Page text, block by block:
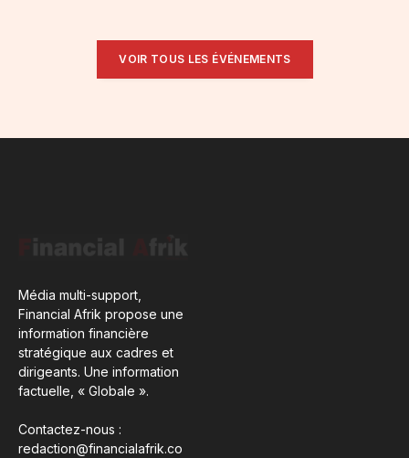
VOIR TOUS LES ÉVÉNEMENTS
Média multi-support,
Financial Afrik propose une
information financière
stratégique aux cadres et
dirigeants. Une information
factuelle, « Globale ».
Contactez-nous :
redaction@financialafrik.co